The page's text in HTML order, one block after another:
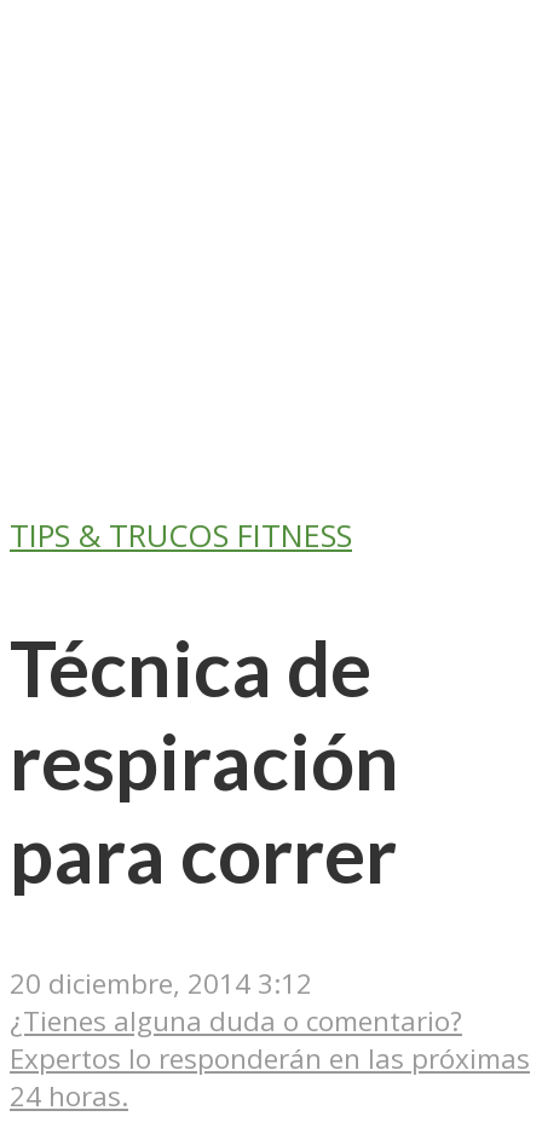
TIPS & TRUCOS FITNESS
Técnica de
respiración
para correr
20 diciembre, 2014 3:12
¿Tienes alguna duda o comentario?
Expertos lo responderán en las próximas
24 horas.